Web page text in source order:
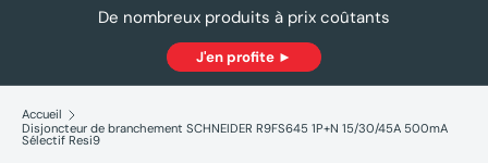
De nombreux produits à prix coûtants
J'en profite ►
Accueil
Disjoncteur de branchement SCHNEIDER R9FS645 1P+N 15/30/45A 500mA
Sélectif Resi9